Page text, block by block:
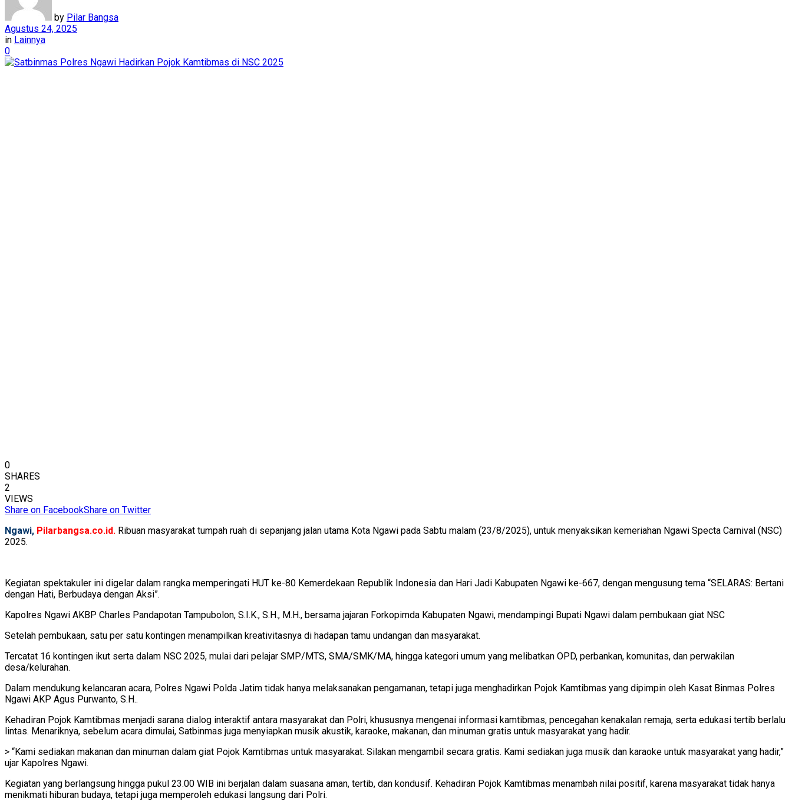
by Pilar Bangsa
Agustus 24, 2025
in Lainnya
0
0
SHARES
2
VIEWS
Share on FacebookShare on Twitter
Ngawi, Pilarbangsa.co.id. Ribuan masyarakat tumpah ruah di sepanjang jalan utama Kota Ngawi pada Sabtu malam (23/8/2025), untuk menyaksikan kemeriahan Ngawi Specta Carnival (NSC)
2025.
Kegiatan spektakuler ini digelar dalam rangka memperingati HUT ke-80 Kemerdekaan Republik Indonesia dan Hari Jadi Kabupaten Ngawi ke-667, dengan mengusung tema “SELARAS: Bertani
dengan Hati, Berbudaya dengan Aksi”.
Kapolres Ngawi AKBP Charles Pandapotan Tampubolon, S.I.K., S.H., M.H., bersama jajaran Forkopimda Kabupaten Ngawi, mendampingi Bupati Ngawi dalam pembukaan giat NSC
Setelah pembukaan, satu per satu kontingen menampilkan kreativitasnya di hadapan tamu undangan dan masyarakat.
Tercatat 16 kontingen ikut serta dalam NSC 2025, mulai dari pelajar SMP/MTS, SMA/SMK/MA, hingga kategori umum yang melibatkan OPD, perbankan, komunitas, dan perwakilan
desa/kelurahan.
Dalam mendukung kelancaran acara, Polres Ngawi Polda Jatim tidak hanya melaksanakan pengamanan, tetapi juga menghadirkan Pojok Kamtibmas yang dipimpin oleh Kasat Binmas Polres
Ngawi AKP Agus Purwanto, S.H..
Kehadiran Pojok Kamtibmas menjadi sarana dialog interaktif antara masyarakat dan Polri, khususnya mengenai informasi kamtibmas, pencegahan kenakalan remaja, serta edukasi tertib berlalu
lintas. Menariknya, sebelum acara dimulai, Satbinmas juga menyiapkan musik akustik, karaoke, makanan, dan minuman gratis untuk masyarakat yang hadir.
> “Kami sediakan makanan dan minuman dalam giat Pojok Kamtibmas untuk masyarakat. Silakan mengambil secara gratis. Kami sediakan juga musik dan karaoke untuk masyarakat yang hadir,”
ujar Kapolres Ngawi.
Kegiatan yang berlangsung hingga pukul 23.00 WIB ini berjalan dalam suasana aman, tertib, dan kondusif. Kehadiran Pojok Kamtibmas menambah nilai positif, karena masyarakat tidak hanya
menikmati hiburan budaya, tetapi juga memperoleh edukasi langsung dari Polri.